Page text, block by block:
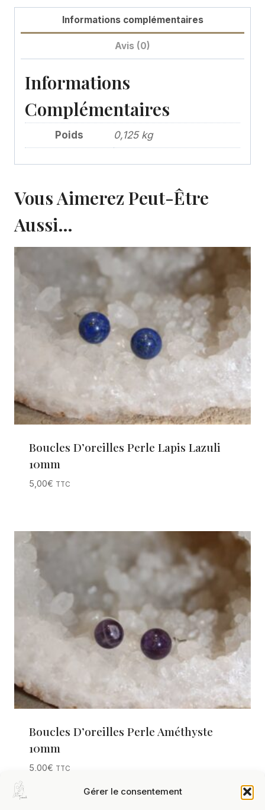
Gérer le consentement
Informations complémentaires
Avis (0)
Informations
Complémentaires
Poids 0,125 kg
Vous Aimerez Peut-Être
Aussi…
Boucles D’oreilles Perle Lapis Lazuli
10mm
5,00€ TTC
Boucles D’oreilles Perle Améthyste
10mm
5,00€ TTC